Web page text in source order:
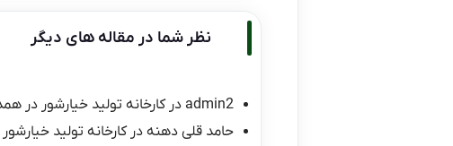
نظر شما در مقاله های دیگر
admin2 درکارخانه تولید خیارشور در
حامد قلی دهنه درکارخانه تولید